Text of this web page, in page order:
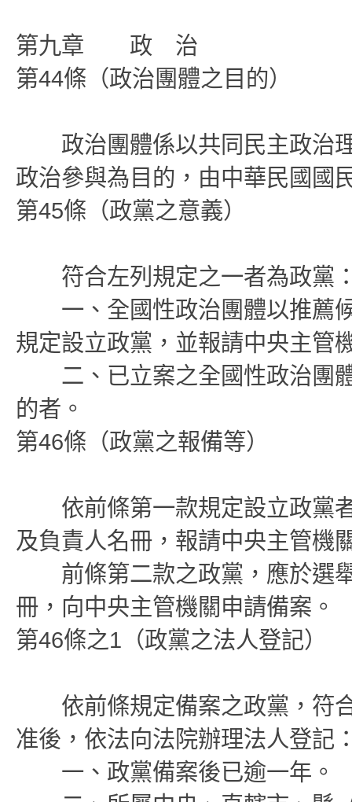
第九章 政 治
第44條（政治團體之目的）
政治團體係以共同民主政治理
政治參與為目的，由中華民國國
第45條（政黨之意義）
符合左列規定之一者為政黨
一、全國性政治團體以推薦候
規定設立政黨，並報請中央主管
二、已立案之全國性政治團體
的者。
第46條（政黨之報備等）
依前條第一款規定設立政黨者
及負責人名冊，報請中央主管機
前條第二款之政黨，應於選舉
冊，向中央主管機關申請備案。
第46條之1（政黨之法人登記）
依前條規定備案之政黨，符合
准後，依法向法院辦理法人登記
一、政黨備案後已逾一年。